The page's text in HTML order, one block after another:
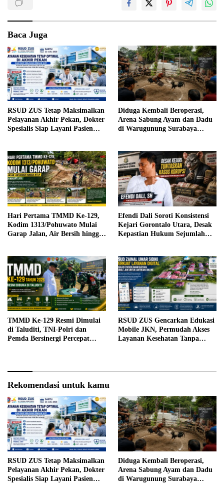
Baca Juga
RSUD ZUS Tetap Maksimalkan
Pelayanan Akhir Pekan, Dokter
Spesialis Siap Layani Pasien
Diduga Kembali Beroperasi,
Arena Sabung Ayam dan Dadu
di Warugunung Surabaya
Hari Pertama TMMD Ke-129,
Kodim 1313/Pohuwato Mulai
Garap Jalan, Air Bersih hingga
Efendi Dali Soroti Konsistensi
Kejari Gorontalo Utara, Desak
Kepastian Hukum Sejumlah
TMMD Ke-129 Resmi Dimulai
di Taluditi, TNI-Polri dan
Pemda Bersinergi Percepat
RSUD ZUS Gencarkan Edukasi
Mobile JKN, Permudah Akses
Layanan Kesehatan Tanpa
Rekomendasi untuk kamu
RSUD ZUS Tetap Maksimalkan
Pelayanan Akhir Pekan, Dokter
Spesialis Siap Layani Pasien
Diduga Kembali Beroperasi,
Arena Sabung Ayam dan Dadu
di Warugunung Surabaya